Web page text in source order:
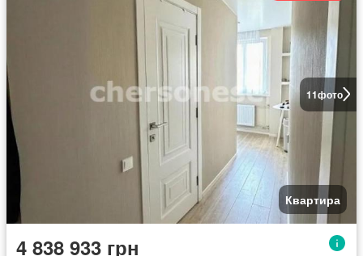
11фото
Квартира
4 838 933 грн